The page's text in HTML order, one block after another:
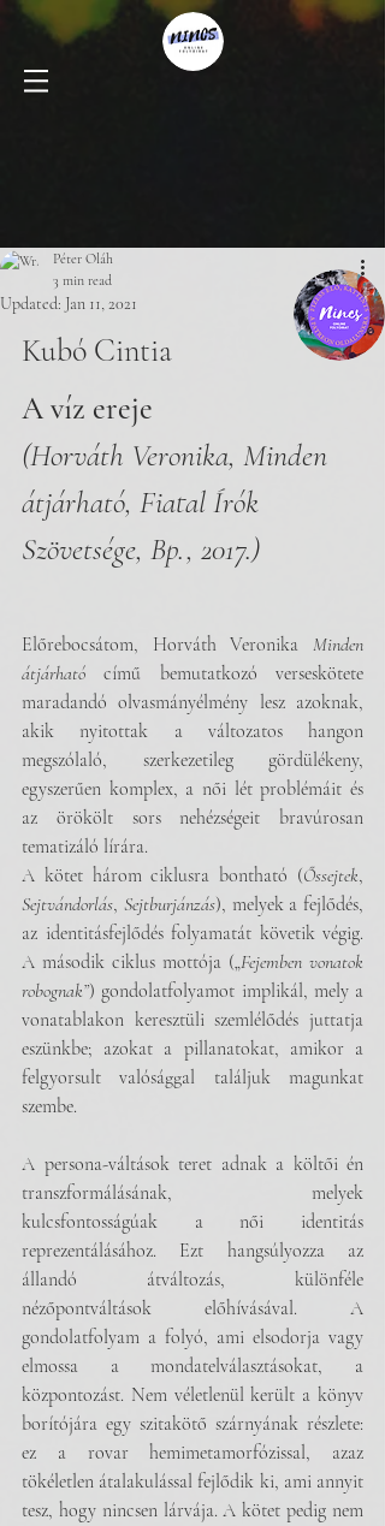
Péter Oláh
3 min read
Updated: Jan 11, 2021
Kubó Cintia
A víz ereje
(Horváth Veronika, Minden
átjárható, Fiatal Írók
Szövetsége, Bp., 2017.)
Előrebocsátom, Horváth Veronika Minden
átjárható című bemutatkozó verseskötete
maradandó olvasmányélmény lesz azoknak,
akik nyitottak a változatos hangon
megszólaló, szerkezetileg gördülékeny,
egyszerűen komplex, a női lét problémáit és
az örökölt sors nehézségeit bravúrosan
tematizáló lírára.
A kötet három ciklusra bontható (Őssejtek
Sejtvándorlás, Sejtburjánzás), melyek a fejlődés,
az identitásfejlődés folyamatát követik végig.
A második ciklus mottója („Fejemben vonatok
robognak”) gondolatfolyamot implikál, mely a
vonatablakon keresztüli szemlélődés juttatja
eszünkbe; azokat a pillanatokat, amikor a
felgyorsult valósággal találjuk magunkat
szembe.
A persona-váltások teret adnak a költői én
transzformálásának, melyek
kulcsfontosságúak a női identitás
reprezentálásához. Ezt hangsúlyozza az
állandó átváltozás, különféle
nézőpontváltások előhívásával. A
gondolatfolyam a folyó, ami elsodorja vagy
elmossa a mondatelválasztásokat, a
központozást. Nem véletlenül került a könyv
borítójára egy szitakötő szárnyának részlete:
ez a rovar hemimetamorfózissal, azaz
tökéletlen átalakulással fejlődik ki, ami annyit
tesz, hogy nincsen lárvája. A kötet pedig nem